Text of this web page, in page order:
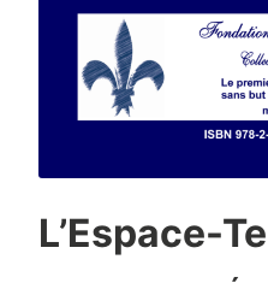
L’Espace-